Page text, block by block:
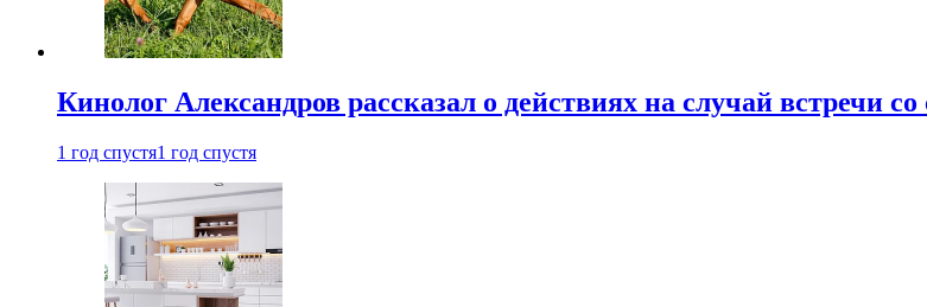
Кинолог Александров рассказал о действиях на случай встречи со
1 год спустя1 год спустя